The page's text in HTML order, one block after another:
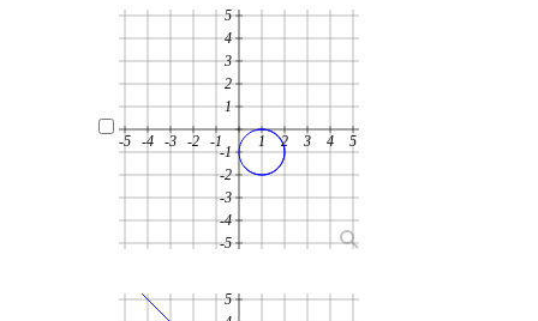
1 2 3 4 5
-1
-2
-3
-4
-5
1
2
3
4
5
-1
-2
-3
-4
-5
5